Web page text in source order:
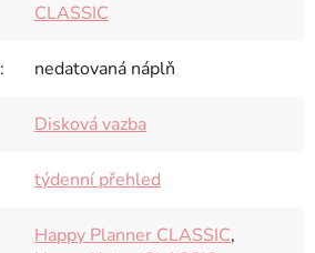
CLASSIC
: nedatovaná náplň
Disková vazba
týdenní přehled
Happy Planner CLASSIC,